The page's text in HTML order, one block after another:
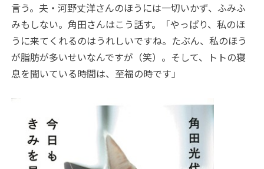
言う。夫・河野丈洋さんのほうには一切いかず、ふみふ
みもしない。角田さんはこう話す。「やっぱり、私のほ
うに来てくれるのはうれしいですね。たぶん、私のほう
が脂肪が多いせいなんですが（笑）。そして、トトの寝
息を聞いている時間は、至福の時です」